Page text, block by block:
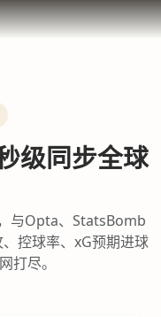
级同步全球
与Opta、StatsBomb
控球率、xG预期进球
打尽。